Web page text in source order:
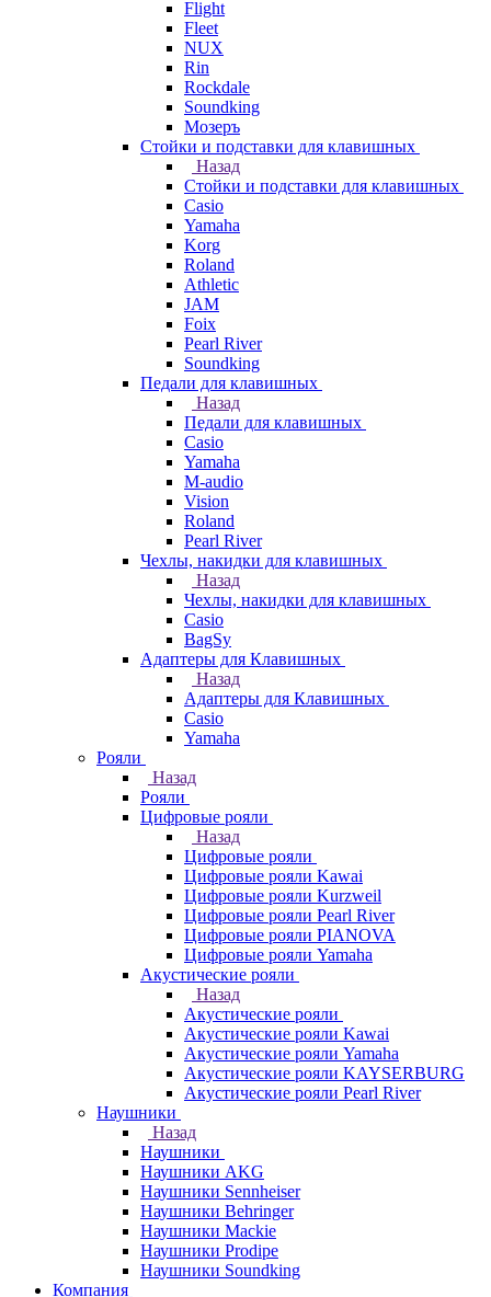
Flight
Fleet
NUX
Rin
Rockdale
Soundking
Мозеръ
Стойки и подставки для клавишных
Назад
Стойки и подставки для клавишных
Casio
Yamaha
Korg
Roland
Athletic
JAM
Foix
Pearl River
Soundking
Педали для клавишных
Назад
Педали для клавишных
Casio
Yamaha
M-audio
Vision
Roland
Pearl River
Чехлы, накидки для клавишных
Назад
Чехлы, накидки для клавишных
Casio
BagSy
Адаптеры для Клавишных
Назад
Адаптеры для Клавишных
Casio
Yamaha
Рояли
Назад
Рояли
Цифровые рояли
Назад
Цифровые рояли
Цифровые рояли Kawai
Цифровые рояли Kurzweil
Цифровые рояли Pearl River
Цифровые рояли PIANOVA
Цифровые рояли Yamaha
Акустические рояли
Назад
Акустические рояли
Акустические рояли Kawai
Акустические рояли Yamaha
Акустические рояли KAYSERBURG
Акустические рояли Pearl River
Наушники
Назад
Наушники
Наушники AKG
Наушники Sennheiser
Наушники Behringer
Наушники Mackie
Наушники Prodipe
Наушники Soundking
Компания